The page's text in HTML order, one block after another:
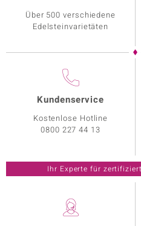
Über 500 verschiedene
Edelsteinvarietäten
Kundenservice
Kostenlose Hotline
0800 227 44 13
Ihr Experte für